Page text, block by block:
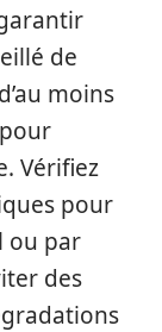
de
moins
Vérifiez
pour
ou par
des